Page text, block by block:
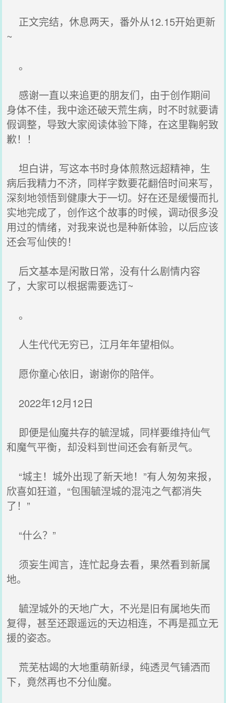
正文完结，休息两天，番外从12.15开始更新
~
。
感谢一直以来追更的朋友们，由于创作期间
身体不佳，我中途还破天荒生病，时不时就要请
假调整，导致大家阅读体验下降，在这里鞠躬致
歉！！
坦白讲，写这本书时身体煎熬远超精神，生
病后我精力不济，同样字数要花翻倍时间来写，
深刻地领悟到健康大于一切。好在还是缓慢而扎
实地完成了，创作这个故事的时候，调动很多没
用过的情绪，对我来说也是种新体验，以后应该
还会写仙侠的！
后文基本是闲散日常，没有什么剧情内容
了，大家可以根据需要选订~
。
人生代代无穷已，江月年年望相似。
愿你童心依旧，谢谢你的陪伴。
2022年12月12日
即便是仙魔共存的毓涅城，同样要维持仙气
和魔气平衡，却没料到世间还会有新灵气。
“城主！城外出现了新天地！”有人匆匆来报，
欣喜如狂道，“包围毓涅城的混沌之气都消失
了！”
“什么？”
须妄生闻言，连忙起身去看，果然看到新属
地。
毓涅城外的天地广大，不光是旧有属地失而
复得，甚至还跟遥远的天边相连，不再是孤立无
援的姿态。
荒芜枯竭的大地重萌新绿，纯透灵气铺洒而
下，竟然再也不分仙魔。